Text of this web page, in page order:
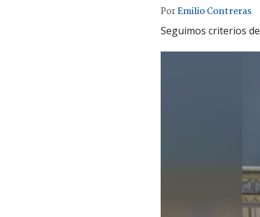
PorEmilio Contreras
Seguimos criterios de